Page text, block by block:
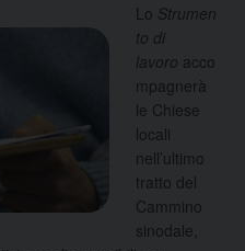
Lo Strumen
to di
lavoro acco
mpagnerà
le Chiese
locali
nell’ultimo
tratto del
Cammino
sinodale,